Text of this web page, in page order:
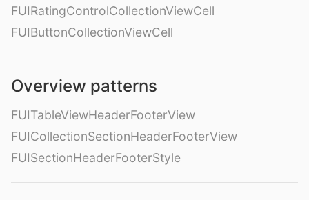
FUIRatingControlCollectionViewCell
FUIButtonCollectionViewCell
Overview patterns
FUITableViewHeaderFooterView
FUICollectionSectionHeaderFooterView
FUISectionHeaderFooterStyle